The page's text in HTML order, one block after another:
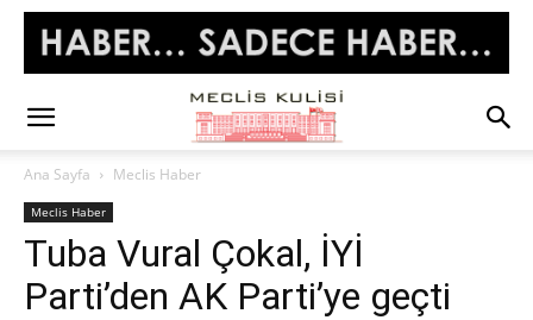
Ana Sayfa Meclis Haber
Meclis Haber
Tuba Vural Çokal, İYİ
Parti’den AK Parti’ye geçti